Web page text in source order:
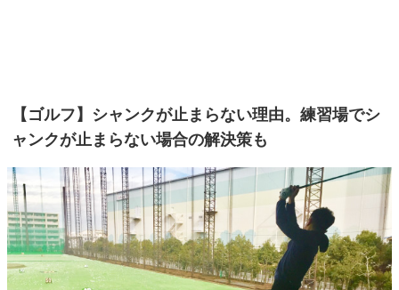
【ゴルフ】シャンクが止まらない理由。練習場でシ
ャンクが止まらない場合の解決策も